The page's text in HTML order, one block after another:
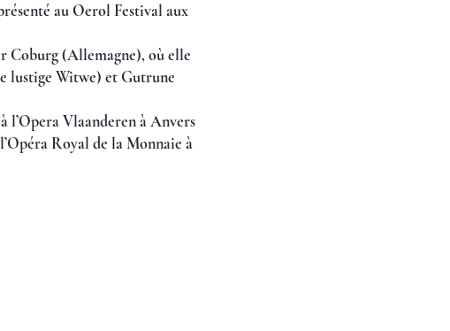
au Oerol Festival aux
Coburg (Allemagne), où elle
lustige Witwe) et Gutrune
Vlaanderen à Anvers
Royal de la Monnaie à